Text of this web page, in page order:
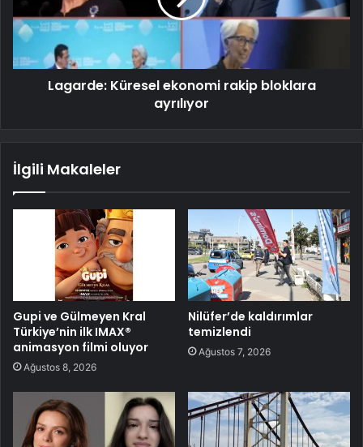
Lagarde: Küresel ekonomi rakip bloklara
ayrılıyor
İlgili Makaleler
Gupi ve Gülmeyen Kral
Türkiye’nin ilk IMAX®
animasyon filmi oluyor
Ağustos 8, 2026
Nilüfer’de kaldırımlar
temizlendi
Ağustos 7, 2026